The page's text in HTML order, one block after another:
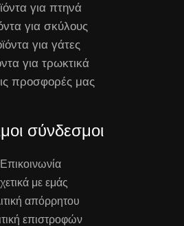
για πτηνά
για σκύλους
για γάτες
για τρωκτικά
προσφορές μας
σύνδεσμοι
Επικοινωνία
με εμάς
απόρρητου
επιστροφών